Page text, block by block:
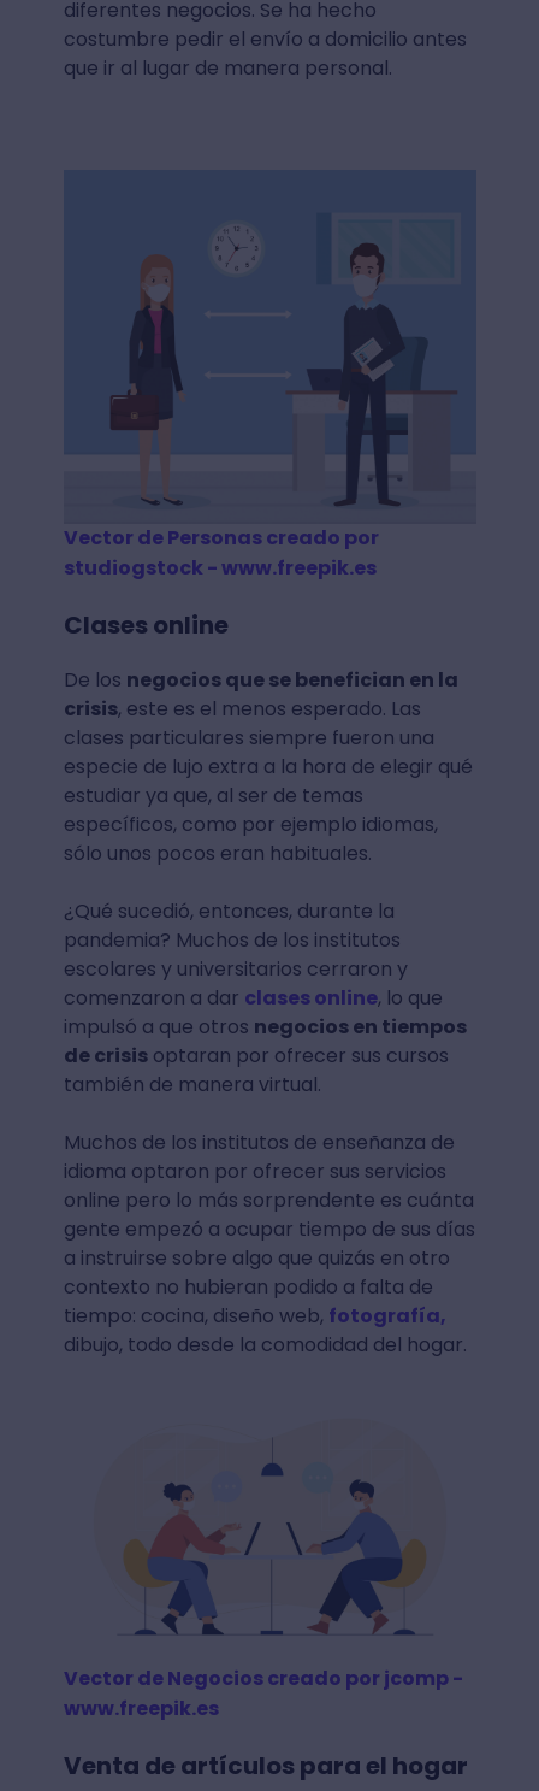
diferentes negocios. Se ha hecho
costumbre pedir el envío a domicilio antes
que ir al lugar de manera personal.
Vector de Personas creado por
studiogstock - www.freepik.es
Clases online
De los negocios que se benefician en la
crisis, este es el menos esperado. Las
clases particulares siempre fueron una
especie de lujo extra a la hora de elegir qué
estudiar ya que, al ser de temas
específicos, como por ejemplo idiomas,
sólo unos pocos eran habituales.
¿Qué sucedió, entonces, durante la
pandemia? Muchos de los institutos
escolares y universitarios cerraron y
comenzaron a dar clases online, lo que
impulsó a que otros negocios en tiempos
de crisisoptaran por ofrecer sus cursos
también de manera virtual.
Muchos de los institutos de enseñanza de
idioma optaron por ofrecer sus servicios
online pero lo más sorprendente es cuánta
gente empezó a ocupar tiempo de sus días
a instruirse sobre algo que quizás en otro
contexto no hubieran podido a falta de
tiempo: cocina, diseño web, fotografía,
dibujo, todo desde la comodidad del hogar.
Vector de Negocios creado por jcomp -
www.freepik.es
Venta de artículos para el hogar